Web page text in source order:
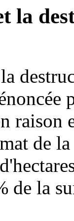
la
raison
de
de la